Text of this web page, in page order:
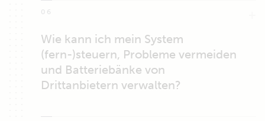
06
Wie kann ich mein System
(fern-)steuern, Probleme vermeiden
und Batteriebänke von
Drittanbietern verwalten?